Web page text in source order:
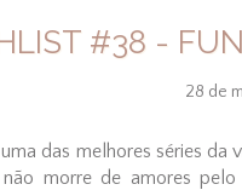
#38 -
28 de
das melhores séries da
morre de amores